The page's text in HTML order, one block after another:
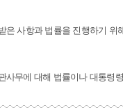
은 사항과 법률을 진행하기 위
사무에 대해 법률이나 대통령